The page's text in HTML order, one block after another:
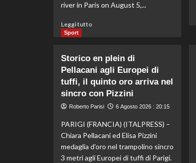
river in Paris on August 5,...
Leggi tuttoLeggi
Taddeucci
bronzo
nella
knockout
Europei
fondo,
oro
a
Gose.
Sport
Storico en plein di
Pellacani agli Europei di
tuffi, il quinto oro arriva nel
sincro con Pizzini
Roberto Parisi 6 Agosto 2026 : 20:15
PARIGI (FRANCIA) (ITALPRESS) –
Chiara Pellacani ed Elisa Pizzini
medaglia d’oro nel trampolino sincro
3 metri agli Europei di tuffi di Parigi.